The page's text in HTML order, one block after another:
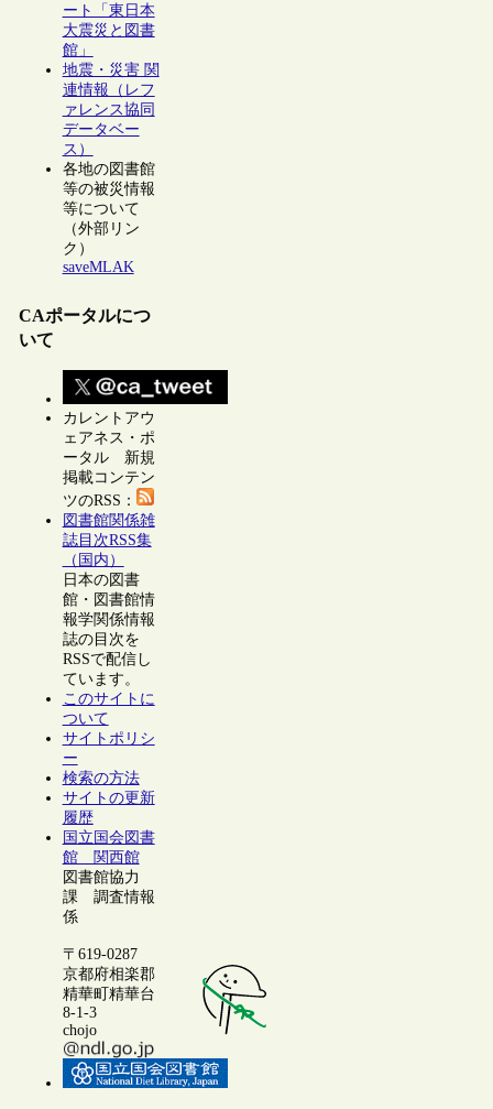
ート「東日本
大震災と図書
館」
地震・災害 関
連情報（レフ
ァレンス協同
データベー
ス）
各地の図書館
等の被災情報
等について
（外部リン
ク）
saveMLAK
CAポータルにつ
いて
カレントアウ
ェアネス・ポ
ータル 新規
掲載コンテン
ツのRSS：
図書館関係雑
誌目次RSS集
（国内）
日本の図書
館・図書館情
報学関係情報
誌の目次を
RSSで配信し
ています。
このサイトに
ついて
サイトポリシ
ー
検索の方法
サイトの更新
履歴
国立国会図書
館 関西館
図書館協力
課 調査情報
係
〒619-0287
京都府相楽郡
精華町精華台
8-1-3
chojo